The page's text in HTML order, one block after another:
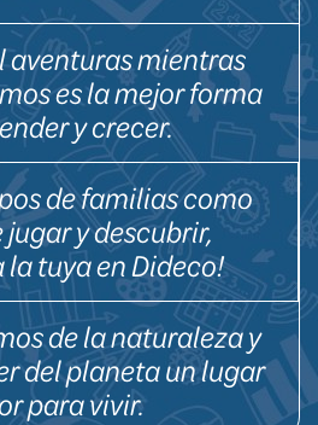
aventuras mientras
es la mejor forma
y crecer.
de familias como
y descubrir,
la tuya en Dideco!
de la naturaleza y
del planeta un lugar
para vivir.